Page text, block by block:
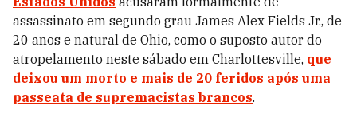
assassinato em segundo grau James Alex Fields Jr., de
20 anos e natural de Ohio, como o suposto autor do
atropelamento neste sábado em Charlottesville, que
deixou um morto e mais de 20 feridos após uma
passeata de supremacistas brancos.